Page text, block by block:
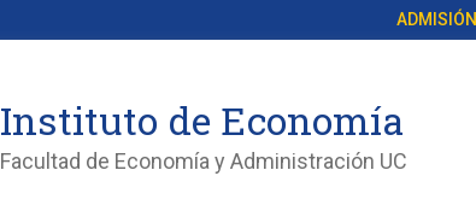
ADMISIÓN
Instituto de Economía
Facultad de Economía y Administración UC